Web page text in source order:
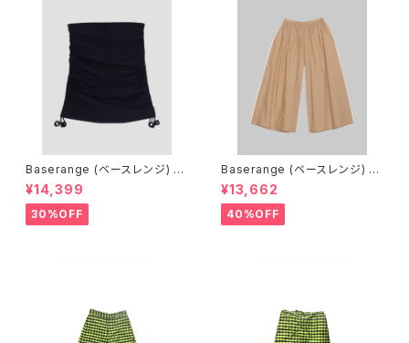
Baserange (ベースレンジ) PI
CTORIAL SKIRT (BLACK)
¥14,399
30%OFF
Baserange (ベースレンジ) C
ABLE PANTS (MARBLE BRO
WN)
¥13,662
40%OFF